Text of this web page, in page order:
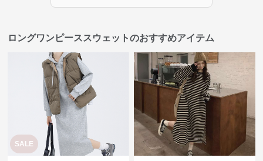
ロングワンピーススウェットのおすすめアイテム
SALE